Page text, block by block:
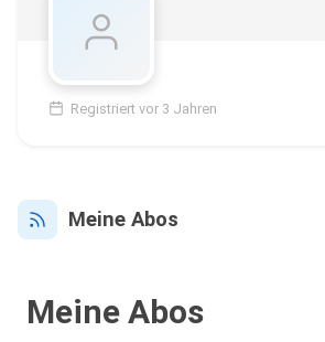
Registriert vor 3 Jahren
Meine Abos
Meine Abos